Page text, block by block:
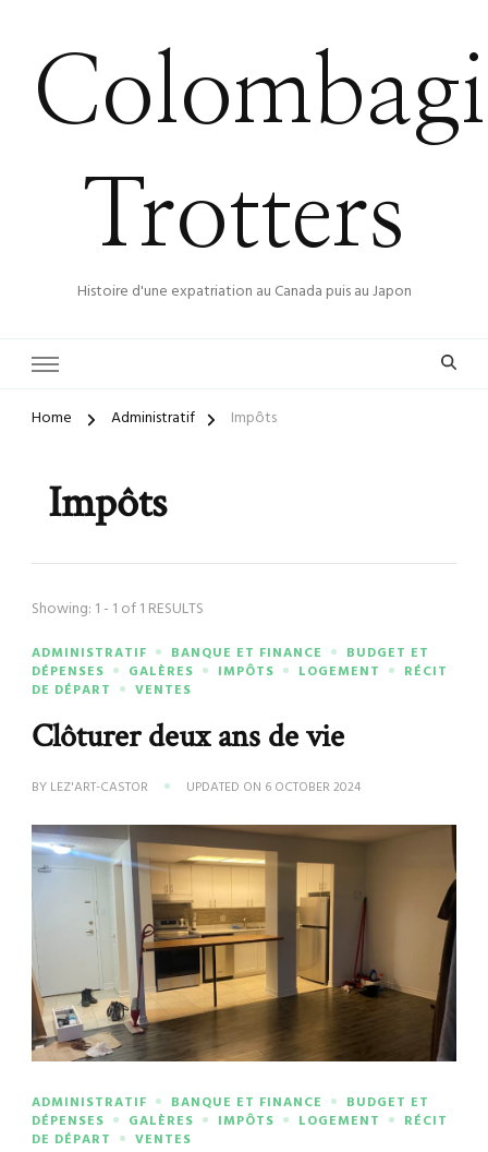
Trotters
Histoire d'une expatriation au Canada puis au Japon
Home Administratif Impôts
Impôts
Showing: 1 - 1 of 1 RESULTS
ADMINISTRATIF BANQUE ET FINANCE
BUDGET ET
DÉPENSES
GALÈRES IMPÔTS LOGEMENT
RÉCIT
DE DÉPART
VENTES
Clôturer deux ans de vie
BY LEZ'ART-CASTOR UPDATED ON 6 OCTOBER 2024
ADMINISTRATIF BANQUE ET FINANCE
BUDGET ET
DÉPENSES
GALÈRES IMPÔTS LOGEMENT
RÉCIT
DE DÉPART
VENTES